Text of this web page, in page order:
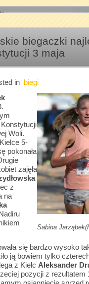
biegaczki
3 maja
in biegi
Sabina
Woli.
5-
pokonała
zajęła
z
na
się bardzo wysoko
ją bowiem tylko
z Kielc Aleksander
pozycji z rezultatem